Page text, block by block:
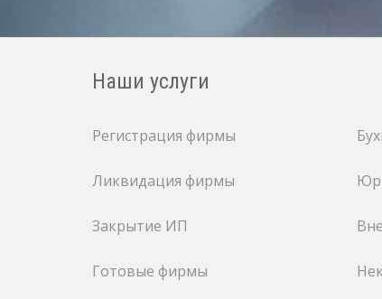
Наши услуги
Регистрация фирмы
Ликвидация фирмы
Закрытие ИП
Готовые фирмы